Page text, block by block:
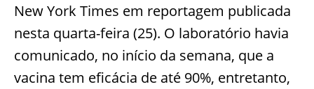
New York Times em reportagem publicada
nesta quarta-feira (25). O laboratório havia
comunicado, no início da semana, que a
vacina tem eficácia de até 90%, entretanto,